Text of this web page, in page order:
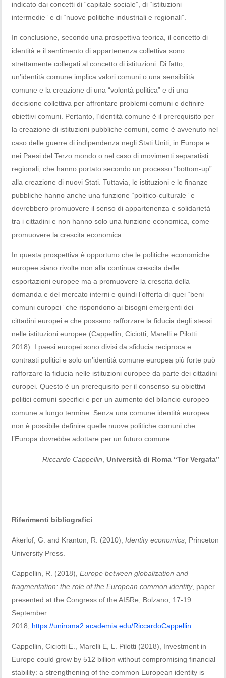
indicato dai concetti di “capitale sociale”, di “istituzioni
intermedie” e di “nuove politiche industriali e regionali”.
In conclusione, secondo una prospettiva teorica, il concetto di
identità e il sentimento di appartenenza collettiva sono
strettamente collegati al concetto di istituzioni. Di fatto,
un’identità comune implica valori comuni o una sensibilità
comune e la creazione di una “volontà politica” e di una
decisione collettiva per affrontare problemi comuni e definire
obiettivi comuni. Pertanto, l’identità comune è il prerequisito per
la creazione di istituzioni pubbliche comuni, come è avvenuto nel
caso delle guerre di indipendenza negli Stati Uniti, in Europa e
nei Paesi del Terzo mondo o nel caso di movimenti separatisti
regionali, che hanno portato secondo un processo “bottom-up”
alla creazione di nuovi Stati. Tuttavia, le istituzioni e le finanze
pubbliche hanno anche una funzione “politico-culturale” e
dovrebbero promuovere il senso di appartenenza e solidarietà
tra i cittadini e non hanno solo una funzione economica, come
promuovere la crescita economica.
In questa prospettiva è opportuno che le politiche economiche
europee siano rivolte non alla continua crescita delle
esportazioni europee ma a promuovere la crescita della
domanda e del mercato interni e quindi l’offerta di quei “beni
comuni europei” che rispondono ai bisogni emergenti dei
cittadini europei e che possano rafforzare la fiducia degli stessi
nelle istituzioni europee (Cappellin, Ciciotti, Marelli e Pilotti
2018). I paesi europei sono divisi da sfiducia reciproca e
contrasti politici e solo un’identità comune europea più forte può
rafforzare la fiducia nelle istituzioni europee da parte dei cittadini
europei. Questo è un prerequisito per il consenso su obiettivi
politici comuni specifici e per un aumento del bilancio europeo
comune a lungo termine. Senza una comune identità europea
non è possibile definire quelle nuove politiche comuni che
l’Europa dovrebbe adottare per un futuro comune.
Riccardo Cappellin Università di Roma “Tor Vergata”
Riferimenti bibliografici
Akerlof, G. and Kranton, R. (2010),Identity economics , Princeton
University Press.
Cappellin, R. (2018),Europe between globalization and
fragmentation: the role of the European common identity, paper
presented at the Congress of the AISRe, Bolzano, 17-19
September
2018, https://uniroma2.academia.edu/RiccardoCappellin
Cappellin, Ciciotti E., Marelli E, L. Pilotti (2018), Investment in
Europe could grow by 512 billion without compromising financial
stability: a strengthening of the common European identity is